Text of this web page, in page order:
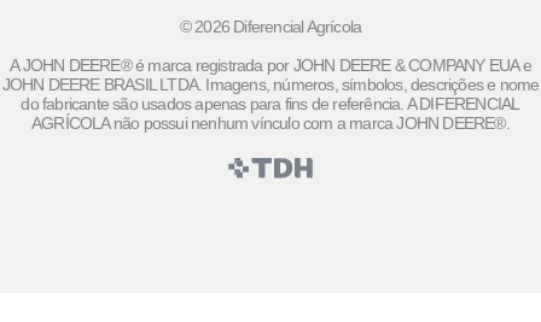
© 2026 Diferencial Agrícola
A JOHN DEERE® é marca registrada por JOHN DEERE & COMPANY EUA e
JOHN DEERE BRASIL LTDA. Imagens, números, símbolos, descrições e nome
do fabricante são usados apenas para fins de referência. A DIFERENCIAL
AGRÍCOLA não possui nenhum vínculo com a marca JOHN DEERE®.